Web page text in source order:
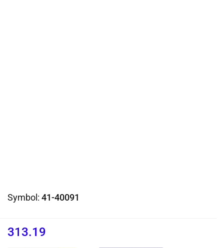
Symbol: 41-40091
313.19